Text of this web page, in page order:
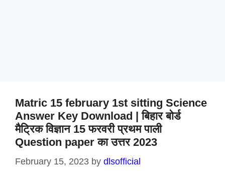
Matric 15 february 1st sitting Science
Answer Key Download | बिहार बोर्ड
मैट्रिक विज्ञान 15 फरवरी प्रथम पाली
Question paper का उत्तर 2023
February 15, 2023 by dlsofficial